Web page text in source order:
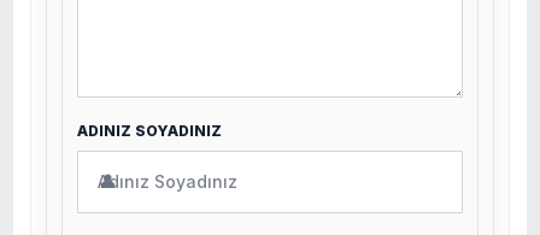
ADINIZ SOYADINIZ
👤